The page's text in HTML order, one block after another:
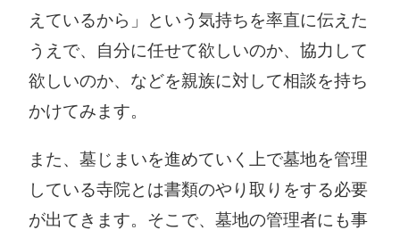
えているから」という気持ちを率直に伝えた
うえで、自分に任せて欲しいのか、協力して
欲しいのか、などを親族に対して相談を持ち
かけてみます。
また、墓じまいを進めていく上で墓地を管理
している寺院とは書類のやり取りをする必要
が出てきます。そこで、墓地の管理者にも事